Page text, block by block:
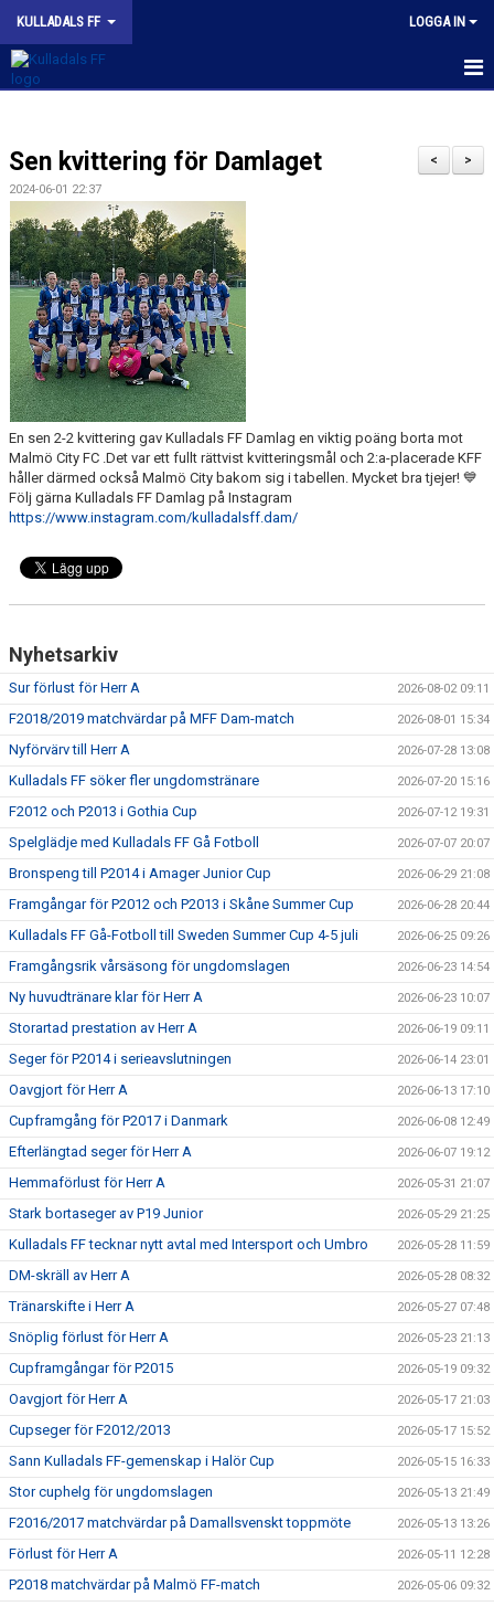
KULLADALS FF LOGGA IN
OM KLUBBEN
KONTAKT
INFORMATION MED POLICY
DOKUMENT
BILDGALLERI
MATCHER
INBETALNING
MEDLEM INTRESSEANMÄLAN
>
<
Sen kvittering för Damlaget
2024-06-01 22:37
En sen 2-2 kvittering gav Kulladals FF Damlag en viktig poäng borta mot
Malmö City FC .Det var ett fullt rättvist kvitteringsmål och 2:a-placerade KFF
håller därmed också Malmö City bakom sig i tabellen. Mycket bra tjejer! 💙
Följ gärna Kulladals FF Damlag på Instagram
https://www.instagram.com/kulladalsff.dam/
Nyhetsarkiv
Sur förlust för Herr A 2026-08-02 09:11
F2018/2019 matchvärdar på MFF Dam-match 2026-08-01 15:34
Nyförvärv till Herr A 2026-07-28 13:08
Kulladals FF söker fler ungdomstränare 2026-07-20 15:16
F2012 och P2013 i Gothia Cup 2026-07-12 19:31
Spelglädje med Kulladals FF Gå Fotboll 2026-07-07 20:07
Bronspeng till P2014 i Amager Junior Cup 2026-06-29 21:08
Framgångar för P2012 och P2013 i Skåne Summer Cup 2026-06-28 20:44
Kulladals FF Gå-Fotboll till Sweden Summer Cup 4-5 juli 2026-06-25 09:26
Framgångsrik vårsäsong för ungdomslagen 2026-06-23 14:54
Ny huvudtränare klar för Herr A 2026-06-23 10:07
Storartad prestation av Herr A 2026-06-19 09:11
Seger för P2014 i serieavslutningen 2026-06-14 23:01
Oavgjort för Herr A 2026-06-13 17:10
Cupframgång för P2017 i Danmark 2026-06-08 12:49
Efterlängtad seger för Herr A 2026-06-07 19:12
Hemmaförlust för Herr A 2026-05-31 21:07
Stark bortaseger av P19 Junior 2026-05-29 21:25
Kulladals FF tecknar nytt avtal med Intersport och Umbro 2026-05-28 11:59
DM-skräll av Herr A 2026-05-28 08:32
Tränarskifte i Herr A 2026-05-27 07:48
Snöplig förlust för Herr A 2026-05-23 21:13
Cupframgångar för P2015 2026-05-19 09:32
Oavgjort för Herr A 2026-05-17 21:03
Cupseger för F2012/2013 2026-05-17 15:52
Sann Kulladals FF-gemenskap i Halör Cup 2026-05-15 16:33
Stor cuphelg för ungdomslagen 2026-05-13 21:49
F2016/2017 matchvärdar på Damallsvenskt toppmöte 2026-05-13 13:26
Förlust för Herr A 2026-05-11 12:28
P2018 matchvärdar på Malmö FF-match 2026-05-06 09:32